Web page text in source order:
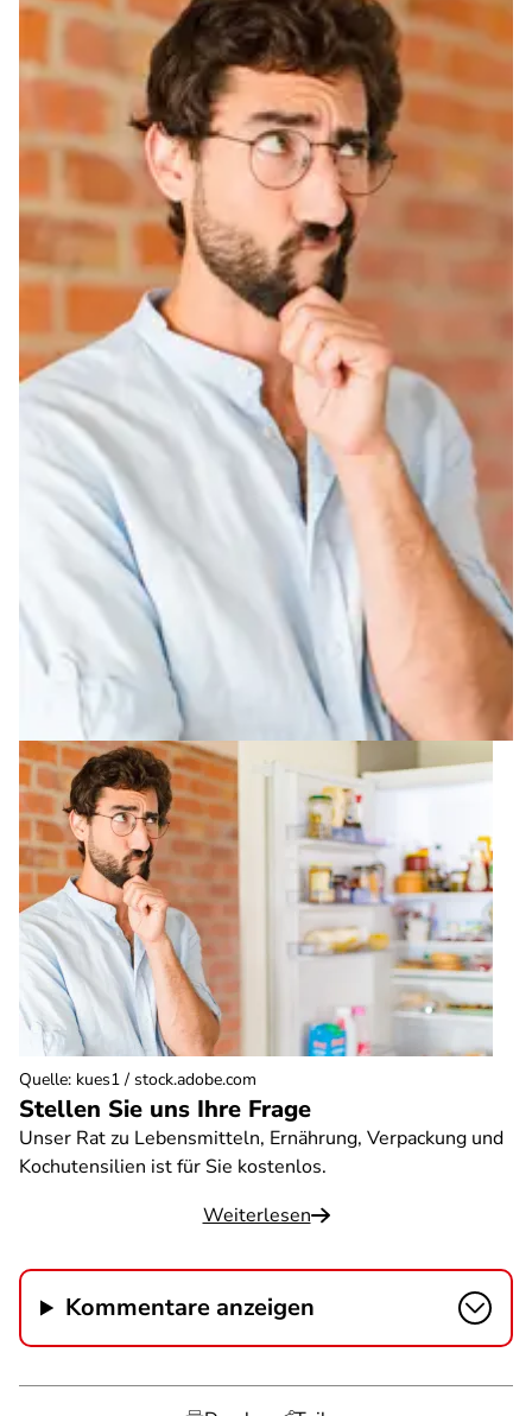
Stellen Sie uns Ihre Frage
Unser Rat zu Lebensmitteln, Ernährung, Verpackung und
Kochutensilien ist für Sie kostenlos.
Weiterlesen
Quelle: kues1 / stock.adobe.com
Kommentare anzeigen